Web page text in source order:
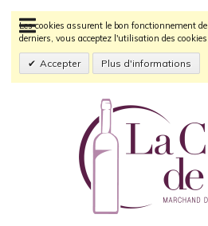
Les cookies assurent le bon fonctionnement
derniers, vous acceptez l'utilisation des cookies.
Accepter Plus d'informations